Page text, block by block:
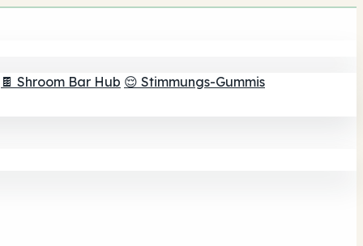
🍫 Shroom Bar Hub 😌 Stimmungs-Gummis